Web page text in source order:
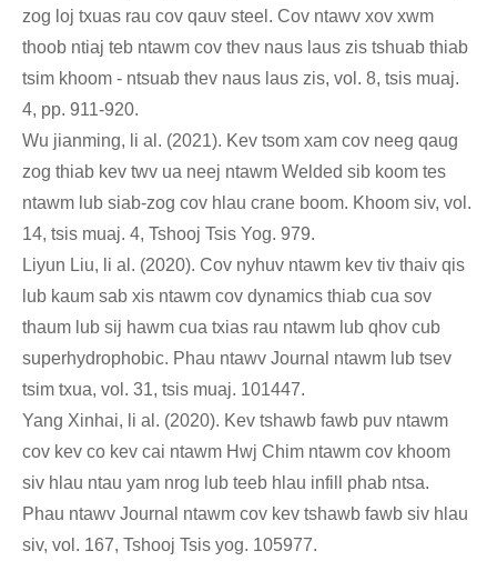
zog loj txuas rau cov qauv steel. Cov ntawv xov xwm
thoob ntiaj teb ntawm cov thev naus laus zis tshuab thiab
tsim khoom - ntsuab thev naus laus zis, vol. 8, tsis muaj.
4, pp. 911-920.
Wu jianming, li al. (2021). Kev tsom xam cov neeg qaug
zog thiab kev twv ua neej ntawm Welded sib koom tes
ntawm lub siab-zog cov hlau crane boom. Khoom siv, vol.
14, tsis muaj. 4, Tshooj Tsis Yog. 979.
Liyun Liu, li al. (2020). Cov nyhuv ntawm kev tiv thaiv qis
lub kaum sab xis ntawm cov dynamics thiab cua sov
thaum lub sij hawm cua txias rau ntawm lub qhov cub
superhydrophobic. Phau ntawv Journal ntawm lub tsev
tsim txua, vol. 31, tsis muaj. 101447.
Yang Xinhai, li al. (2020). Kev tshawb fawb puv ntawm
cov kev co kev cai ntawm Hwj Chim ntawm cov khoom
siv hlau ntau yam nrog lub teeb hlau infill phab ntsa.
Phau ntawv Journal ntawm cov kev tshawb fawb siv hlau
siv, vol. 167, Tshooj Tsis yog. 105977.